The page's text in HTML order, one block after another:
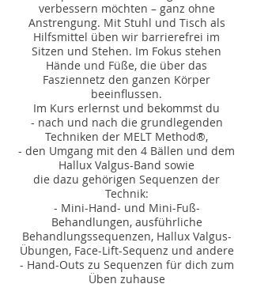
verbessern möchten – ganz ohne
Anstrengung. Mit Stuhl und Tisch als
Hilfsmittel üben wir barrierefrei im
Sitzen und Stehen. Im Fokus stehen
Hände und Füße, die über das
Fasziennetz den ganzen Körper
beeinflussen.
Im Kurs erlernst und bekommst du
- nach und nach die grundlegenden
Techniken der MELT Method®,
- den Umgang mit den 4 Bällen und dem
Hallux Valgus-Band sowie
die dazu gehörigen Sequenzen der
Technik:
- Mini-Hand- und Mini-Fuß-
Behandlungen, ausführliche
Behandlungssequenzen, Hallux Valgus-
Übungen, Face-Lift-Sequenz und andere
- Hand-Outs zu Sequenzen für dich zum
Üben zuhause